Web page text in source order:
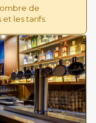
de
les tarifs.